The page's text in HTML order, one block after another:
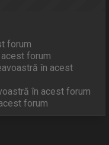
forum
forum
în acest
în acest forum
forum